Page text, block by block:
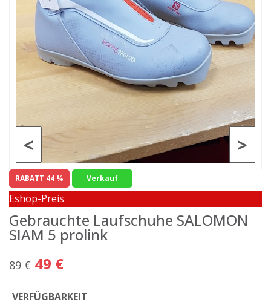
>
<
RABATT 44 % Verkauf
Eshop-Preis
Gebrauchte Laufschuhe SALOMON
SIAM 5 prolink
89 € 49 €
VERFÜGBARKEIT